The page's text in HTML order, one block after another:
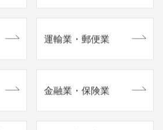
運輸業・郵便業
金融業・保険業